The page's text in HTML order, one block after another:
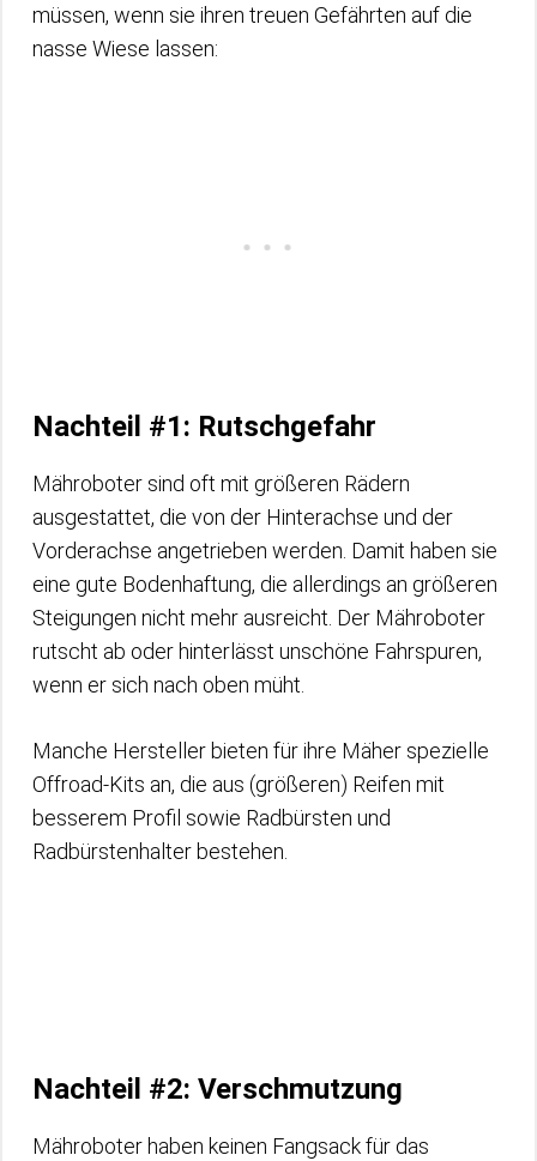
müssen, wenn sie ihren treuen Gefährten auf die
nasse Wiese lassen:
Nachteil #1: Rutschgefahr
Mähroboter sind oft mit größeren Rädern
ausgestattet, die von der Hinterachse und der
Vorderachse angetrieben werden. Damit haben sie
eine gute Bodenhaftung, die allerdings an größeren
Steigungen nicht mehr ausreicht. Der Mähroboter
rutscht ab oder hinterlässt unschöne Fahrspuren,
wenn er sich nach oben müht.
Manche Hersteller bieten für ihre Mäher spezielle
Offroad-Kits an, die aus (größeren) Reifen mit
besserem Profil sowie Radbürsten und
Radbürstenhalter bestehen.
Nachteil #2: Verschmutzung
Mähroboter haben keinen Fangsack für das